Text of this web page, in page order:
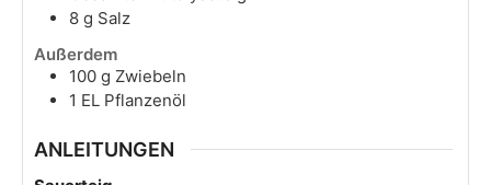
8 g Salz
Außerdem
100 g Zwiebeln
1 EL Pflanzenöl
ANLEITUNGEN